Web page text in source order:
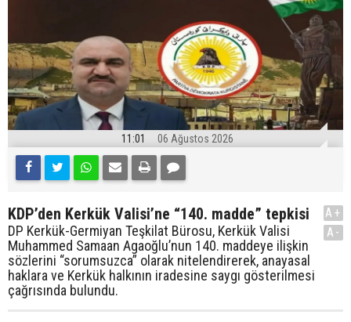
11:01 06 Ağustos 2026
KDP’den Kerkük Valisi’ne “140. madde” tepkisi
DP Kerkük-Germiyan Teşkilat Bürosu, Kerkük Valisi
Muhammed Samaan Agaoğlu’nun 140. maddeye ilişkin
sözlerini “sorumsuzca” olarak nitelendirerek, anayasal
haklara ve Kerkük halkının iradesine saygı gösterilmesi
çağrısında bulundu.
A+
A-